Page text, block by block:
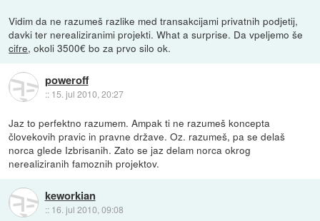
Vidim da ne razumeš razlike med transakcijami privatnih podjetij,
davki ter nerealiziranimi projekti. What a surprise. Da vpeljemo še
cifre, okoli 3500€ bo za prvo silo ok.
poweroff
:: 15. jul 2010, 20:27
Jaz to perfektno razumem. Ampak ti ne razumeš koncepta
človekovih pravic in pravne države. Oz. razumeš, pa se delaš
norca glede Izbrisanih. Zato se jaz delam norca okrog
nerealiziranih famoznih projektov.
keworkian
:: 16. jul 2010, 09:08